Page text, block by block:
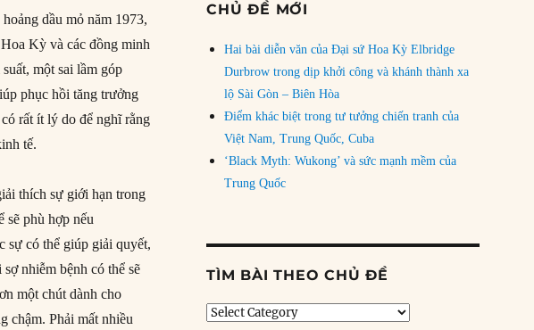
dầu mỏ năm 1973,
Kỳ và các đồng minh
một sai lầm góp
phục hồi tăng trưởng
rất ít lý do để nghĩ rằng
tế.
thích sự giới hạn trong
sẽ phù hợp nếu
sự có thể giúp giải quyết,
nhiễm bệnh có thể sẽ
một chút dành cho
chậm. Phải mất nhiều
CHỦ ĐỀ MỚI
Hai bài diễn văn của Đại sứ Hoa Kỳ Elbridge
Durbrow trong dịp khởi công và khánh thành xa
lộ Sài Gòn – Biên Hòa
Điểm khác biệt trong tư tưởng chiến tranh của
Việt Nam, Trung Quốc, Cuba
‘Black Myth: Wukong’ và sức mạnh mềm của
Trung Quốc
TÌM BÀI THEO CHỦ ĐỀ
Tìm